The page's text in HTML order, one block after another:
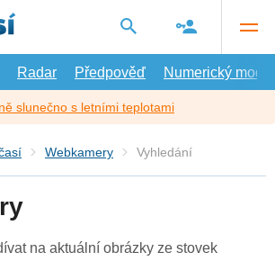
Radar Předpověď Numerický model
slunečno s letními teplotami
Webkamery Vyhledání
na aktuální obrázky ze stovek